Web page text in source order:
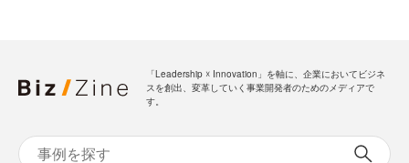
「Leadership ☓ Innovation」を軸に、企業においてビジネ
スを創出、変革していく事業開発者のためのメディアで
す。